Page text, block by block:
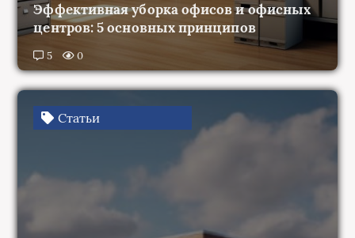
Эффективная уборка офисов и офисных
центров: 5 основных принципов
5 0
Статьи